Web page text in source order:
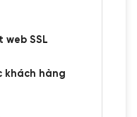
web SSL
khách hàng